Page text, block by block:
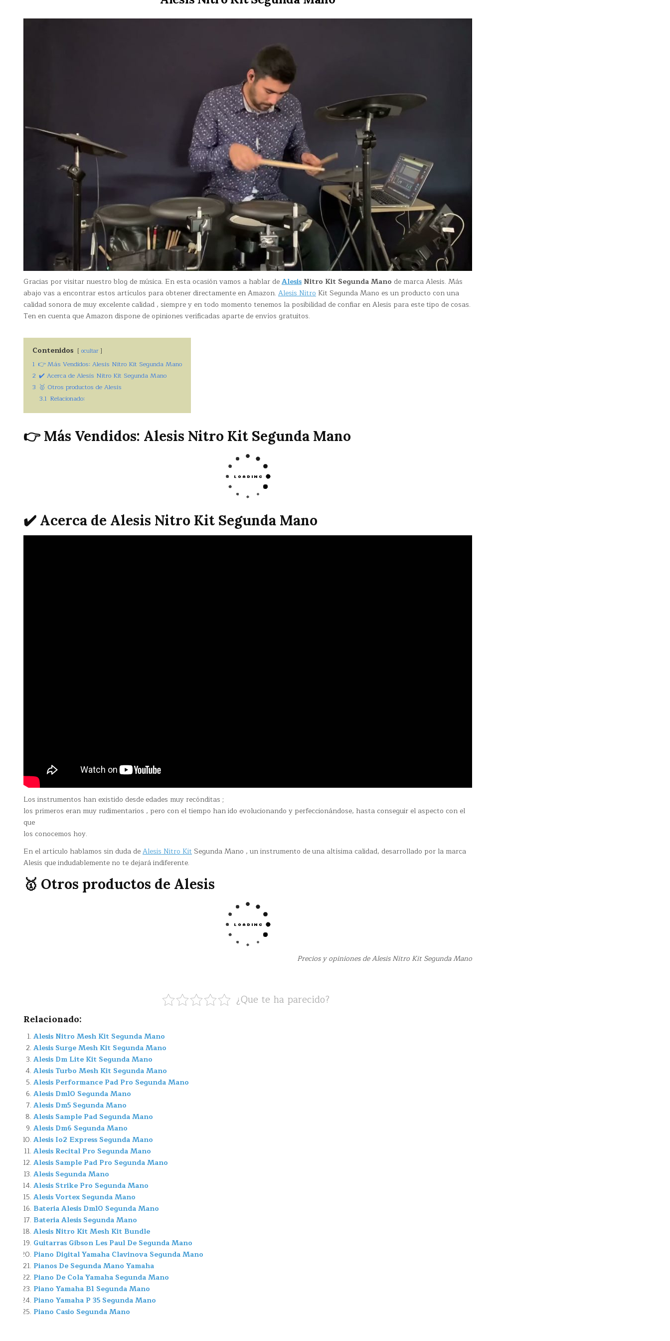
Gracias por visitar nuestro blog de música. En esta ocasión vamos a hablar deAlesis Nitro Kit Segunda Mano de marca Alesis. Más
abajo vas a encontrar estos artículos para obtener directamente en Amazon. Alesis Nitro Kit Segunda Mano es un producto con una
calidad sonora de muy excelente calidad , siempre y en todo momento tenemos la posibilidad de confiar en Alesis para este tipo de cosas.
Ten en cuenta que Amazon dispone de opiniones verificadas aparte de envíos gratuitos.
Contenidos ocultar
1 👉 Más Vendidos: Alesis Nitro Kit Segunda Mano
2 ✔️ Acerca de Alesis Nitro Kit Segunda Mano
3 🥇 Otros productos de Alesis
3.1 Relacionado:
👉 Más Vendidos: Alesis Nitro Kit Segunda Mano
✔️ Acerca de Alesis Nitro Kit Segunda Mano
Los instrumentos han existido desde edades muy recónditas ;
los primeros eran muy rudimentarios , pero con el tiempo han ido evolucionando y perfeccionándose, hasta conseguir el aspecto con el
que
los conocemos hoy.
En el artículo hablamos sin duda deAlesis Nitro Kit Segunda Mano , un instrumento de una altísima calidad, desarrollado por la marca
Alesis que indudablemente no te dejará indiferente.
🥇 Otros productos de Alesis
Precios y opiniones de Alesis Nitro Kit Segunda Mano
¿Que te ha parecido?
Relacionado:
Alesis Nitro Mesh Kit Segunda Mano
Alesis Surge Mesh Kit Segunda Mano
Alesis Dm Lite Kit Segunda Mano
Alesis Turbo Mesh Kit Segunda Mano
Alesis Performance Pad Pro Segunda Mano
Alesis Dm10 Segunda Mano
Alesis Dm5 Segunda Mano
Alesis Sample Pad Segunda Mano
Alesis Dm6 Segunda Mano
Alesis Io2 Express Segunda Mano
Alesis Recital Pro Segunda Mano
Alesis Sample Pad Pro Segunda Mano
Alesis Segunda Mano
Alesis Strike Pro Segunda Mano
Alesis Vortex Segunda Mano
Bateria Alesis Dm10 Segunda Mano
Bateria Alesis Segunda Mano
Alesis Nitro Kit Mesh Kit Bundle
Guitarras Gibson Les Paul De Segunda Mano
Piano Digital Yamaha Clavinova Segunda Mano
Pianos De Segunda Mano Yamaha
Piano De Cola Yamaha Segunda Mano
Piano Yamaha B1 Segunda Mano
Piano Yamaha P 35 Segunda Mano
Piano Casio Segunda Mano